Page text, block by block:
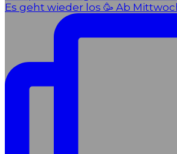
Es geht wieder los 🥳 Ab